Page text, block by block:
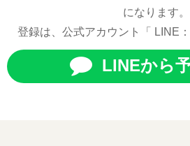
になります。
登録は、公式アカウント「 LINE
LINEから